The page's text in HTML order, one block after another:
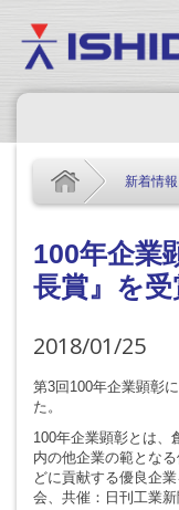
会社概要
会社情報
製品情報
新着情報
採用情報
お問い合わせ
新着情報
100年企業
長賞』を
2018/01/25
第3回100年企業顕彰
た。
100年企業顕彰とは、
内の他企業の範とな
どに貢献する優良企
会、共催：日刊工業新